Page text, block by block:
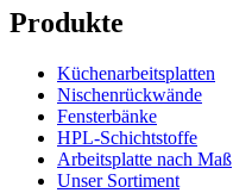
Produkte
Küchenarbeitsplatten
Nischenrückwände
Fensterbänke
HPL-Schichtstoffe
Arbeitsplatte nach Maß
Unser Sortiment